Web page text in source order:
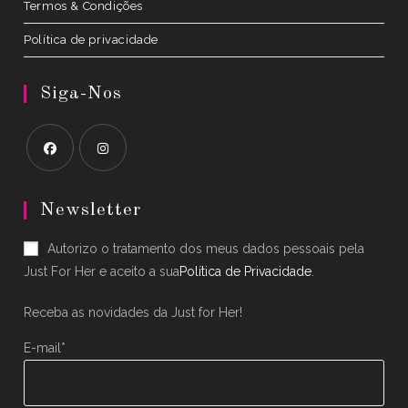
Termos & Condições
Política de privacidade
Siga-Nos
in
new
tab
in
new
tab
Newsletter
Autorizo o tratamento dos meus dados pessoais pela
Just For Her e aceito a suaPolítica de Privacidade
Receba as novidades da Just for Her!
E-mail*